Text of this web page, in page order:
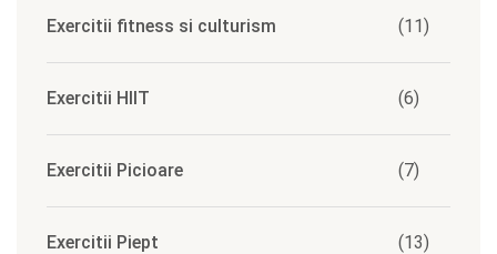
Exercitii fitness si culturism (11)
Exercitii HIIT (6)
Exercitii Picioare (7)
Exercitii Piept (13)